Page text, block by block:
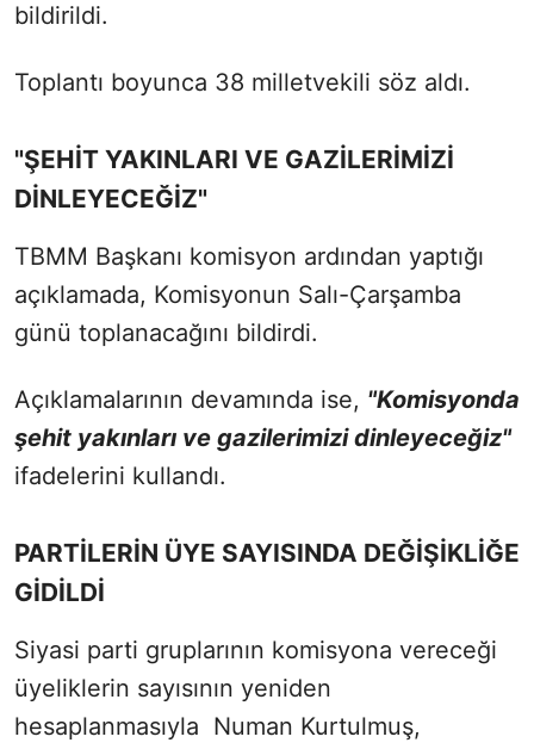
bildirildi.
Toplantı boyunca 38 milletvekili söz aldı.
"ŞEHİT YAKINLARI VE GAZİLERİMİZİ
DİNLEYECEĞİZ"
TBMM Başkanı komisyon ardından yaptığı
açıklamada, Komisyonun Salı-Çarşamba
günü toplanacağını bildirdi.
Açıklamalarının devamında ise, "Komisyonda
şehit yakınları ve gazilerimizi dinleyeceğiz"
ifadelerini kullandı.
PARTİLERİN ÜYE SAYISINDA DEĞİŞİKLİĞE
GİDİLDİ
Siyasi parti gruplarının komisyona vereceği
üyeliklerin sayısının yeniden
hesaplanmasıyla Numan Kurtulmuş,